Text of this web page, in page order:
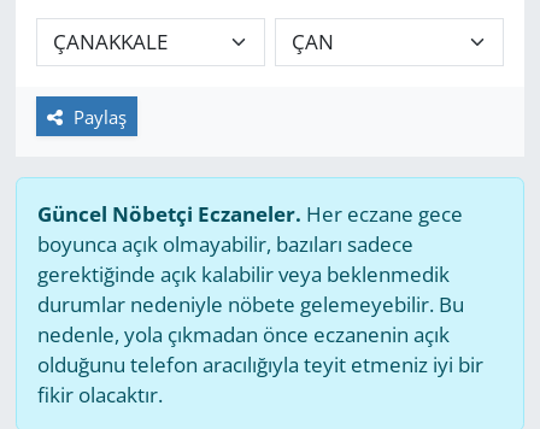
Paylaş
Güncel Nöbetçi Eczaneler. Her eczane gece
boyunca açık olmayabilir, bazıları sadece
gerektiğinde açık kalabilir veya beklenmedik
durumlar nedeniyle nöbete gelemeyebilir. Bu
nedenle, yola çıkmadan önce eczanenin açık
olduğunu telefon aracılığıyla teyit etmeniz iyi bir
fikir olacaktır.
GÜNDEM
HABERDE İNSAN
MAGAZİN
POLİTİKA
RESMİ İLANLAR
SAĞLIK